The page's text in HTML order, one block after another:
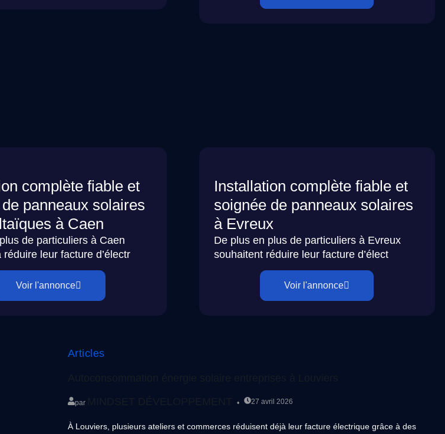
complète fiable et
panneaux solaires
à Caen
de particuliers à Caen
leur facture d’électr
Voir l'annonce
Installation complète fiable et
soignée de panneaux solaires
à Evreux
De plus en plus de particuliers à Evreux
souhaitent réduire leur facture d’élect
Voir l'annonce
Articles
par 27 avril 2026
À Louviers, plusieurs ateliers et commerces réduisent déjà leur facture électrique grâce à des